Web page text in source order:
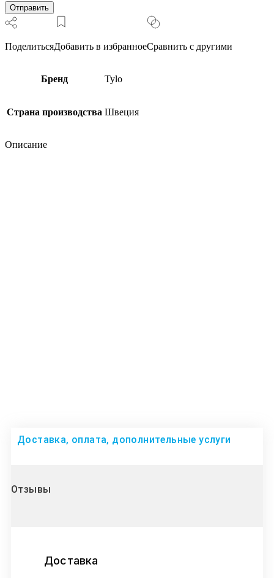
ПоделитьсяДобавить в избранноеСравнить с другими
Бренд Tylo
Страна производства Швеция
Описание
Доставка, оплата, дополнительные услуги
Отзывы
Доставка